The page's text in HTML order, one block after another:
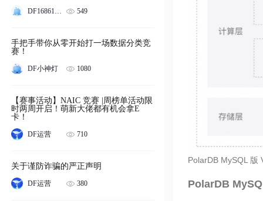
DF1686120365462 549
手把手带你从零开始打一场数据分类竞
赛！
DF小神灯 1080
【赛事活动】NAIC 竞赛 |周榜单活动限
时两周开启！萌新大佬都有机会拿E
卡！
DF运营 710
关于谨防诈骗的严正声明
DF运营 380
PolarDB MySQL 版
PolarDB